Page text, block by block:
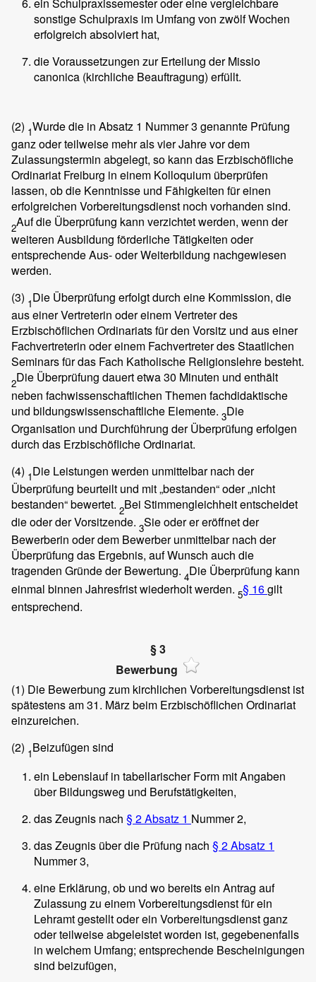
sonstige Schulpraxis im Umfang von zwölf Wochen
erfolgreich absolviert hat,
die Voraussetzungen zur Erteilung der Missio
canonica (kirchliche Beauftragung) erfüllt.
(2) 1Wurde die in Absatz 1 Nummer 3 genannte Prüfung
ganz oder teilweise mehr als vier Jahre vor dem
Zulassungstermin abgelegt, so kann das Erzbischöfliche
Ordinariat Freiburg in einem Kolloquium überprüfen
lassen, ob die Kenntnisse und Fähigkeiten für einen
erfolgreichen Vorbereitungsdienst noch vorhanden sind.
2Auf die Überprüfung kann verzichtet werden, wenn der
weiteren Ausbildung förderliche Tätigkeiten oder
entsprechende Aus- oder Weiterbildung nachgewiesen
werden.
(3) 1Die Überprüfung erfolgt durch eine Kommission, die
aus einer Vertreterin oder einem Vertreter des
Erzbischöflichen Ordinariats für den Vorsitz und aus einer
Fachvertreterin oder einem Fachvertreter des Staatlichen
Seminars für das Fach Katholische Religionslehre besteht.
2Die Überprüfung dauert etwa 30 Minuten und enthält
neben fachwissenschaftlichen Themen fachdidaktische
und bildungswissenschaftliche Elemente. 3Die
Organisation und Durchführung der Überprüfung erfolgen
durch das Erzbischöfliche Ordinariat.
(4) 1Die Leistungen werden unmittelbar nach der
Überprüfung beurteilt und mit „bestanden“ oder „nicht
bestanden“ bewertet. 2Bei Stimmengleichheit entscheidet
die oder der Vorsitzende. 3Sie oder er eröffnet der
Bewerberin oder dem Bewerber unmittelbar nach der
Überprüfung das Ergebnis, auf Wunsch auch die
tragenden Gründe der Bewertung. 4Die Überprüfung kann
einmal binnen Jahresfrist wiederholt werden. 5§ 16gilt
entsprechend.
§ 3
Bewerbung
(1) Die Bewerbung zum kirchlichen Vorbereitungsdienst ist
spätestens am 31. März beim Erzbischöflichen Ordinariat
einzureichen.
(2) 1Beizufügen sind
ein Lebenslauf in tabellarischer Form mit Angaben
über Bildungsweg und Berufstätigkeiten,
das Zeugnis nach § 2 Absatz 1 Nummer 2,
das Zeugnis über die Prüfung nach § 2 Absatz 1
Nummer 3,
eine Erklärung, ob und wo bereits ein Antrag auf
Zulassung zu einem Vorbereitungsdienst für ein
Lehramt gestellt oder ein Vorbereitungsdienst ganz
oder teilweise abgeleistet worden ist, gegebenenfalls
in welchem Umfang; entsprechende Bescheinigungen
sind beizufügen,